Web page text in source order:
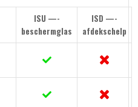
ISU —-
beschermglas
ISD —-
afdekschelp